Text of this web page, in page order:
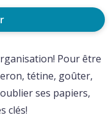
Pour être
tétine, goûter,
ses papiers,
clés!